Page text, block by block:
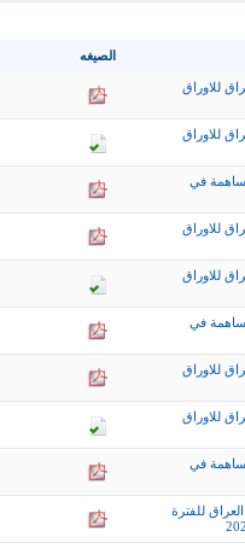
الصيغه
للاوراق
للاوراق
في
للاوراق
للاوراق
في
للاوراق
للاوراق
في
للفترة